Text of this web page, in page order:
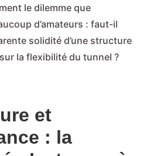
le dilemme que
d’amateurs : faut-il
solidité d’une structure
la flexibilité du tunnel ?
et
: la